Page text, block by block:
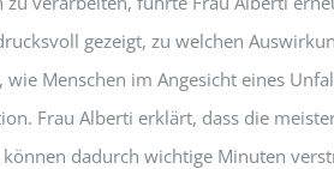
gezeigt, zu welchen
Menschen im Angesicht eines
Frau Alberti erklärt, dass die
dadurch wichtige Minuten